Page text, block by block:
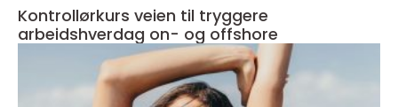
Kontrollørkurs veien til tryggere
arbeidshverdag on- og offshore